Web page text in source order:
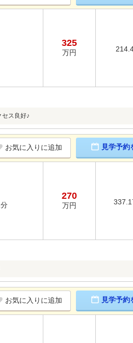
325
万円
ス良好♪
お気に入りに追加 見学予約
270
万円
お気に入りに追加 見学予約